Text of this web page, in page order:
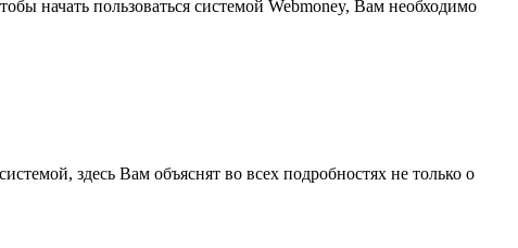
начать пользоваться системой Webmoney, Вам необходимо
здесь Вам объяснят во всех подробностях не только о